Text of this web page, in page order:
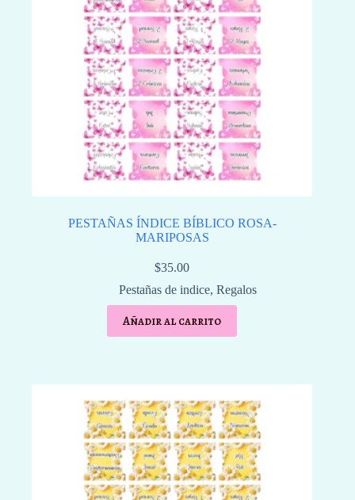
PESTAÑAS ÍNDICE BÍBLICO ROSA-
MARIPOSAS
$35.00
Pestañas de indice,Regalos
Añadir al carrito